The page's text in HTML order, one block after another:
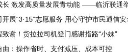
量发展青动能 ——临沂联通举办“守正创新砺青春 行稳致远谱新
展“3·15”志愿服务 用心守护市民通信安
谢！货拉拉司机登门感谢指路“小妹”
由：操作省时、支付减压、成本可控